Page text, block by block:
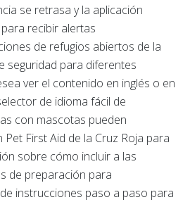
se retrasa y la aplicación
recibir alertas
de refugios abiertos de la
seguridad para diferentes
ver el contenido en inglés o en
de idioma fácil de
con mascotas pueden
First Aid de la Cruz Roja para
sobre cómo incluir a las
de preparación para
instrucciones paso a paso para